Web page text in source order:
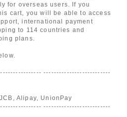
for overseas users. If you
cart, you will be able to access
international payment
to 114 countries and
plans.
--------------------------
Alipay, UnionPay
--------------------------